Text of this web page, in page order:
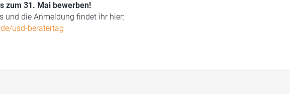
zum 31. Mai bewerben!
und die Anmeldung findet ihr hier:
usd-beratertag